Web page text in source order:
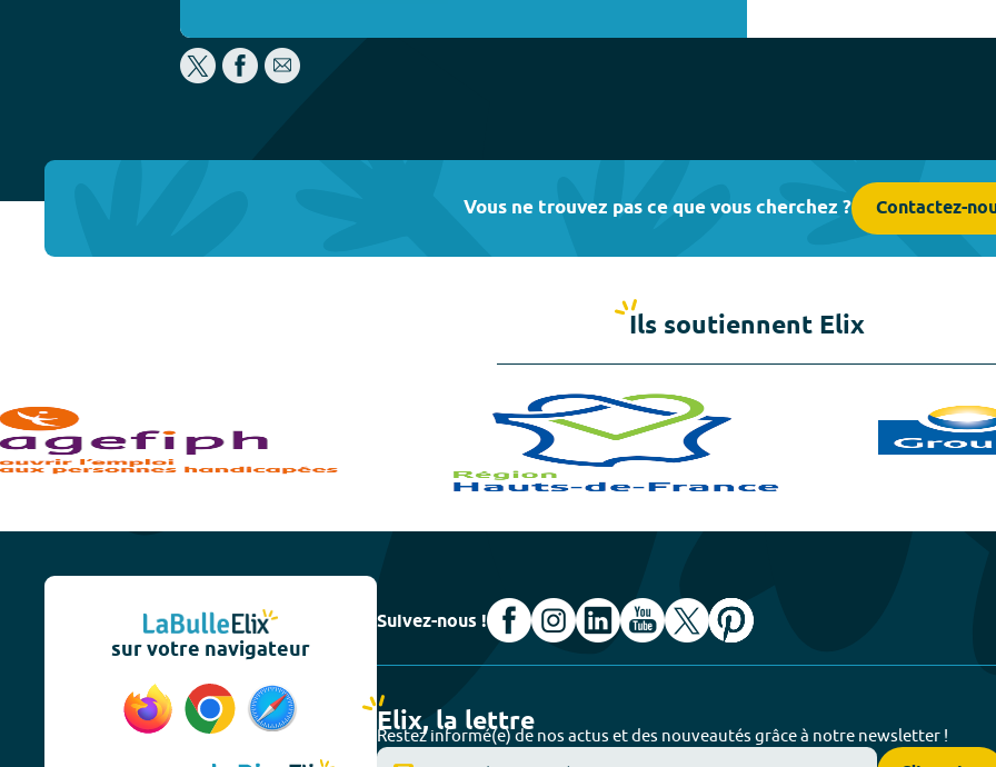
Vous ne trouvez pas ce que vous cherchez ? Contactez-
Ils soutiennent Elix
sur votre navigateur
Suivez-nous !
Elix, la lettre
Restez informé(e) de nos actus et des nouveautés grâce à notre newsletter !